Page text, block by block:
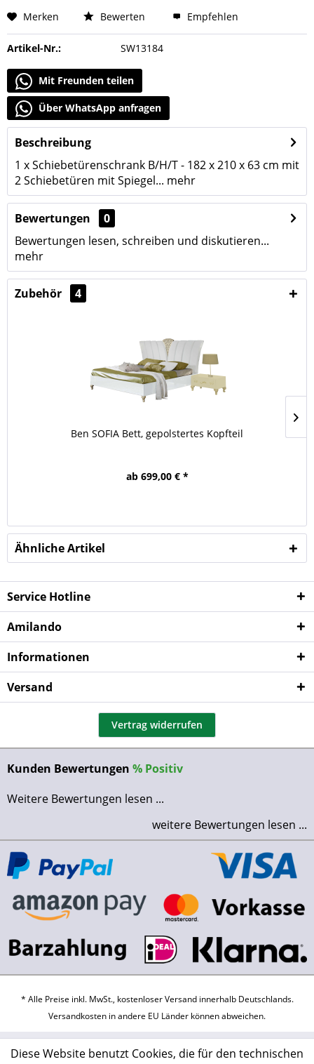
Merken Bewerten Empfehlen
Artikel-Nr.: SW13184
Mit Freunden teilen
Über WhatsApp anfragen
Beschreibung
1 x Schiebetürenschrank B/H/T - 182 x 210 x 63 cm mit
2 Schiebetüren mit Spiegel... mehr
Bewertungen
0
Bewertungen lesen, schreiben und diskutieren...
mehr
Zubehör 4
Ben SOFIA Bett, gepolstertes Kopfteil
ab 699,00 € *
Ähnliche Artikel
Service Hotline
Amilando
Informationen
Versand
Vertrag widerrufen
Kunden Bewertungen % Positiv
Weitere Bewertungen lesen ...
weitere Bewertungen lesen ...
* Alle Preise inkl. MwSt., kostenloser Versand innerhalb Deutschlands.
Versandkosten in andere EU Länder können abweichen.
Diese Website benutzt Cookies, die für den technischen